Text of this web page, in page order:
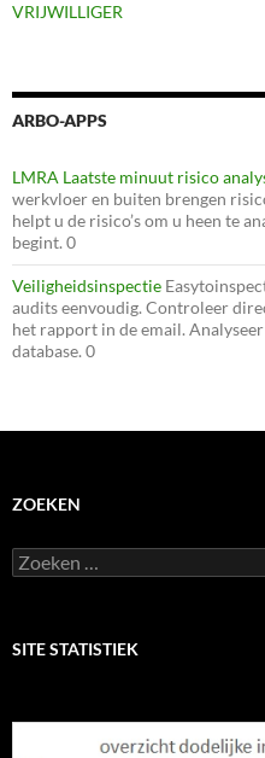
VRIJWILLIGER
ARBO-APPS
LMRA Laatste minuut risico
werkvloer en buiten brengen
helpt u de risico’s om u heen te
begint. 0
Veiligheidsinspectie
audits eenvoudig. Controleer
het rapport in de email.
database. 0
ZOEKEN
Zoeken
naar:
SITE STATISTIEK